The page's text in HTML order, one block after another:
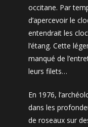
occitane. Par
d’apercevoir le
entendrait les
l’étang. Cette
manqué de
leurs filets…
En 1976,
dans les
de roseaux sur